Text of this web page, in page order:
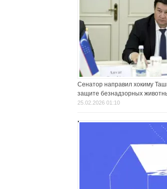
Сенатор направил хокиму
защите безнадзорных
25.02.2026 01:10